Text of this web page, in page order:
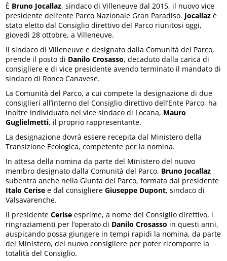
È Bruno Jocallaz, sindaco di Villeneuve dal 2015, il nuovo vice
presidente dell’ente Parco Nazionale Gran Paradiso. Jocallaz è
stato eletto dal Consiglio direttivo del Parco riunitosi oggi,
giovedì 28 ottobre, a Villeneuve.
Il sindaco di Villeneuve e designato dalla Comunità del Parco,
prende il posto di Danilo Crosasso, decaduto dalla carica di
consigliere e di vice presidente avendo terminato il mandato di
sindaco di Ronco Canavese.
La Comunità del Parco, a cui compete la designazione di due
consiglieri all’interno del Consiglio direttivo dell’Ente Parco, ha
inoltre individuato nel vice sindaco di Locana, Mauro
Guglielmetti, il proprio rappresentante.
La designazione dovrà essere recepita dal Ministero della
Transizione Ecologica, competente per la nomina.
In attesa della nomina da parte del Ministero del nuovo
membro designato dalla Comunità del Parco, Bruno Jocallaz
subentra anche nella Giunta del Parco, formata dal presidente
Italo Cerise e dal consigliereGiuseppe Dupont, sindaco di
Valsavarenche.
Il presidenteCerise esprime, a nome del Consiglio direttivo, i
ringraziamenti per l’operato di Danilo Crosasso in questi anni,
auspicando possa giungere in tempi rapidi la nomina, da parte
del Ministero, del nuovo consigliere per poter ricomporre la
totalità del Consiglio.